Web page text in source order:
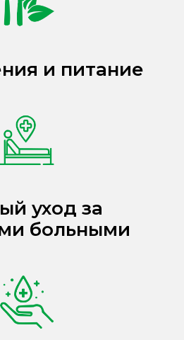
и питание
уход за
больными